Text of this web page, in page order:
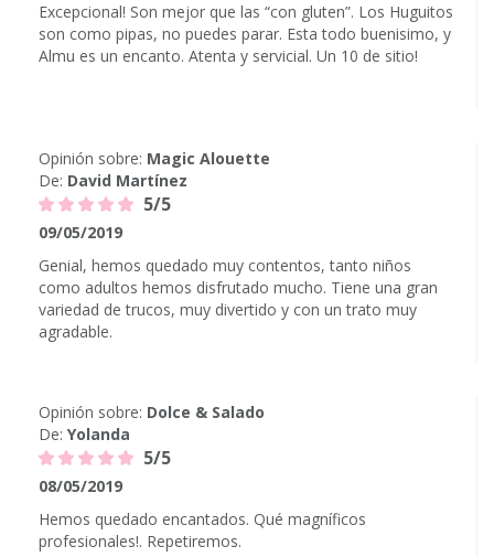
Excepcional! Son mejor que las “con gluten”. Los Huguitos
son como pipas, no puedes parar. Esta todo buenisimo, y
Almu es un encanto. Atenta y servicial. Un 10 de sitio!
Opinión sobre: Magic Alouette
De: David Martínez
5/5
09/05/2019
Genial, hemos quedado muy contentos, tanto niños
como adultos hemos disfrutado mucho. Tiene una gran
variedad de trucos, muy divertido y con un trato muy
agradable.
Opinión sobre: Dolce & Salado
De: Yolanda
5/5
08/05/2019
Hemos quedado encantados. Qué magníficos
profesionales!. Repetiremos.